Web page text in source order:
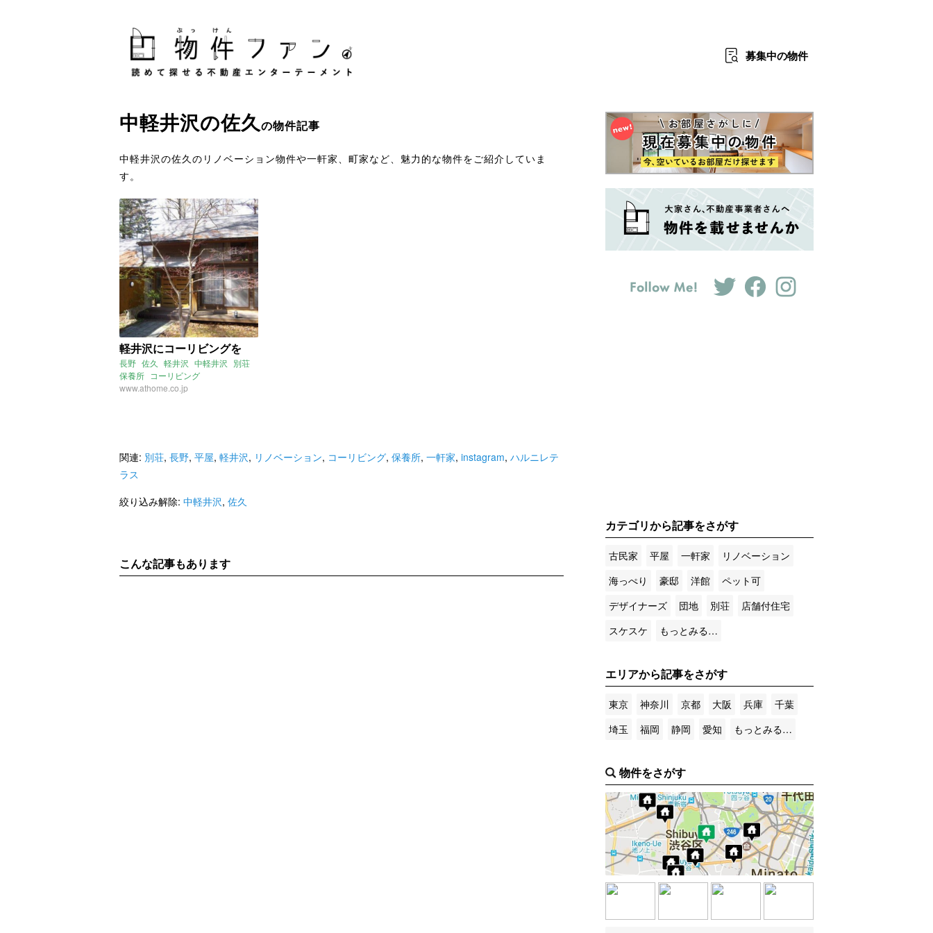
募集中の物件
中軽井沢の佐久の物件記事
中軽井沢の佐久のリノベーション物件や一軒家、町家など、魅力的な物件をご紹介していま
す。
軽井沢にコーリビングを
長野 佐久 軽井沢 中軽井沢 別荘
保養所 コーリビング
www.athome.co.jp
関連: 別荘, 長野, 平屋, 軽井沢, リノベーション, コーリビング, 保養所, 一軒家, instagram, ハルニレテ
ラス
絞り込み解除: 中軽井沢, 佐久
こんな記事もあります
カテゴリから記事をさがす
古民家 平屋 一軒家
リノベーション
海っぺり
豪邸 洋館
ペット可
デザイナーズ
団地 別荘
店舗付住宅
スケスケ
もっとみる…
エリアから記事をさがす
東京 神奈川 京都 大阪 兵庫
千葉
埼玉
福岡 静岡 愛知 もっとみる…
物件をさがす